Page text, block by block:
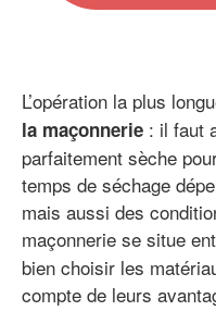
L’opération la plus
la maçonnerie : il faut
parfaitement sèche
temps de séchage
mais aussi des
maçonnerie se situe
bien choisir les
compte de leurs